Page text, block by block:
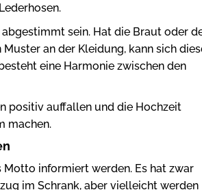
sein. Hat die Braut oder
an der Kleidung, kann sich
eine Harmonie zwischen den
positiv auffallen und die Hochzeit
machen.
informiert werden. Es hat zwar
im Schrank, aber vielleicht werden